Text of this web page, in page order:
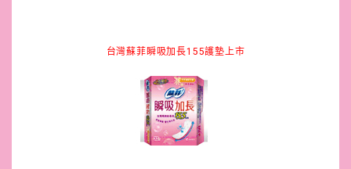
台灣蘇菲瞬吸加長155護墊上市